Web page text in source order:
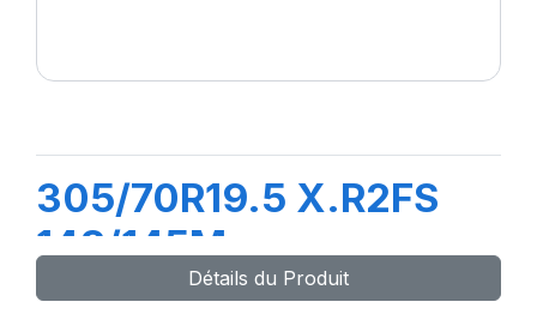
305/70R19.5 X.R2FS
148/145M
Détails du Produit